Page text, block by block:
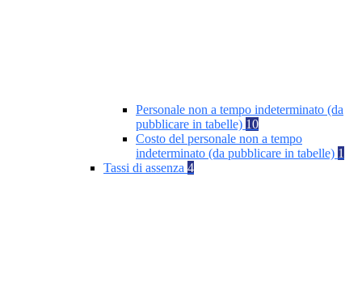
Personale non a tempo indeterminato (da
pubblicare in tabelle) 10
Costo del personale non a tempo
indeterminato (da pubblicare in tabelle) 1
Tassi di assenza 4